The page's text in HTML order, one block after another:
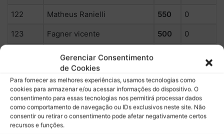
Gerenciar Consentimento
de Cookies
Para fornecer as melhores experiências, usamos tecnologias como
cookies para armazenar e/ou acessar informações do dispositivo. O
consentimento para essas tecnologias nos permitirá processar dados
como comportamento de navegação ou IDs exclusivos neste site. Não
consentir ou retirar o consentimento pode afetar negativamente certos
recursos e funções.
122 Matheus Ranielli 550 0
123 Fagner vicente 500 0
Wellington Fellipe Gomes
José Carlos lemes
126 ANDRE LUIZ LINS PEREIRA 150 0
127 Pedro Lopes 150 0
Jose Eduardo